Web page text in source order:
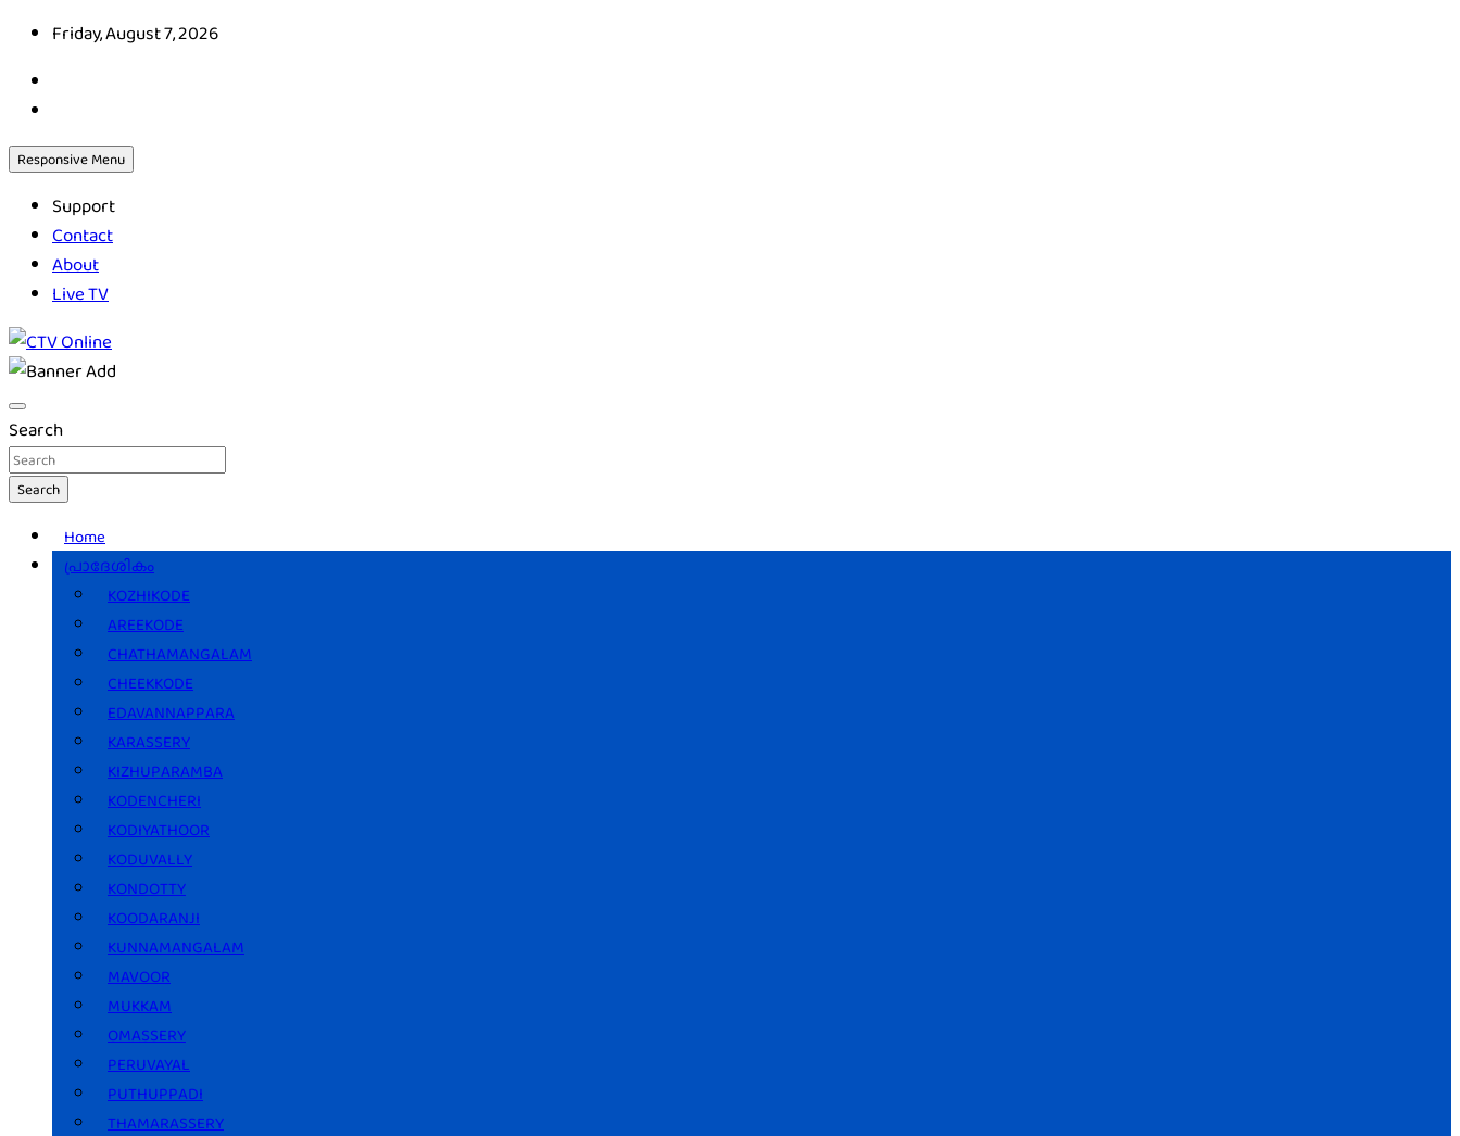
Skip
content
Friday, August 7, 2026
Responsive Menu
Support
Contact
About
Live TV
CTV Online
Search
Search
Home
പ്രാദേശികം
KOZHIKODE
AREEKODE
CHATHAMANGALAM
CHEEKKODE
EDAVANNAPPARA
KARASSERY
KIZHUPARAMBA
KODENCHERI
KODIYATHOOR
KODUVALLY
KONDOTTY
KOODARANJI
KUNNAMANGALAM
MAVOOR
MUKKAM
OMASSERY
PERUVAYAL
PUTHUPPADI
THAMARASSERY